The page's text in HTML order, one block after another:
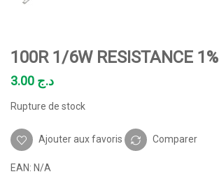
100R 1/6W RESISTANCE 1%
د.ج
Rupture de stock
Ajouter aux favoris Comparer
EAN: N/A